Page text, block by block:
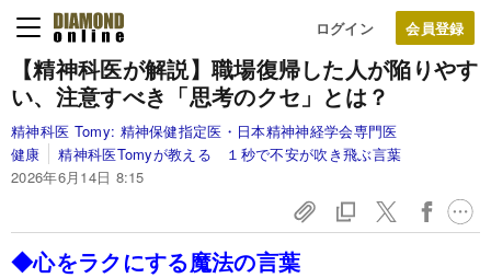
ログイン
【精神科医が解説】職場復帰した人が陥りやす
い、注意すべき「思考のクセ」とは？
精神科医 Tomy: 精神保健指定医・日本精神神経学会専門医
健康
精神科医Tomyが教える １秒で不安が吹き飛ぶ言葉
2026年6月14日 8:15
◆心をラクにする魔法の言葉